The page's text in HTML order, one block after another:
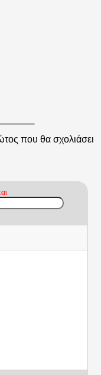
που θα σχολιάσει